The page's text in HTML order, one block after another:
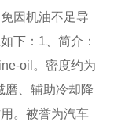
因机油不足导
下：1、简介：
oil。密度约为
磨、辅助冷却降
。被誉为汽车